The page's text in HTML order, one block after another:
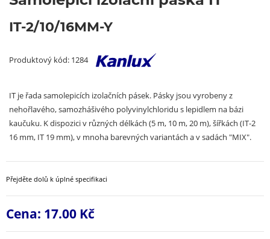
IT-2/10/16MM-Y
Produktový kód: 1284
IT je řada samolepicích izolačních pásek. Pásky jsou vyrobeny z
nehořlavého, samozhášivého polyvinylchloridu s lepidlem na bázi
kaučuku. K dispozici v různých délkách (5 m, 10 m, 20 m), šířkách (IT-2
16 mm, IT 19 mm), v mnoha barevných variantách a v sadách "MIX".
Přejděte dolů k úplné specifikaci
Cena: 17.00 Kč